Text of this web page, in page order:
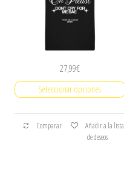
27,99€
Seleccionar opciones
Comparar
Añadir a la lista
de deseos